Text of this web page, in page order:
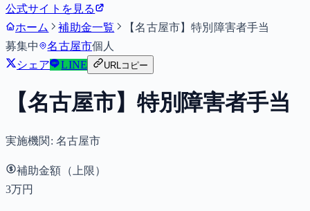
公式サイトを見る
ホーム
補助金一覧
【名古屋市】特別障害者手当
募集中
名古屋市個人
シェア
LINE URLコピー
【名古屋市】特別障害者手当
実施機関: 名古屋市
補助金額（上限）
3万円